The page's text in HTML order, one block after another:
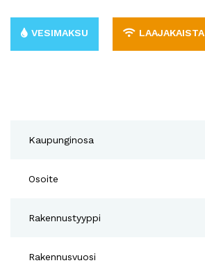
VESIMAKSU LAAJAKAISTA
Kaupunginosa
Osoite
Rakennustyyppi
Rakennusvuosi